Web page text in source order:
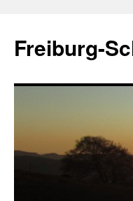
springen
Freiburg-